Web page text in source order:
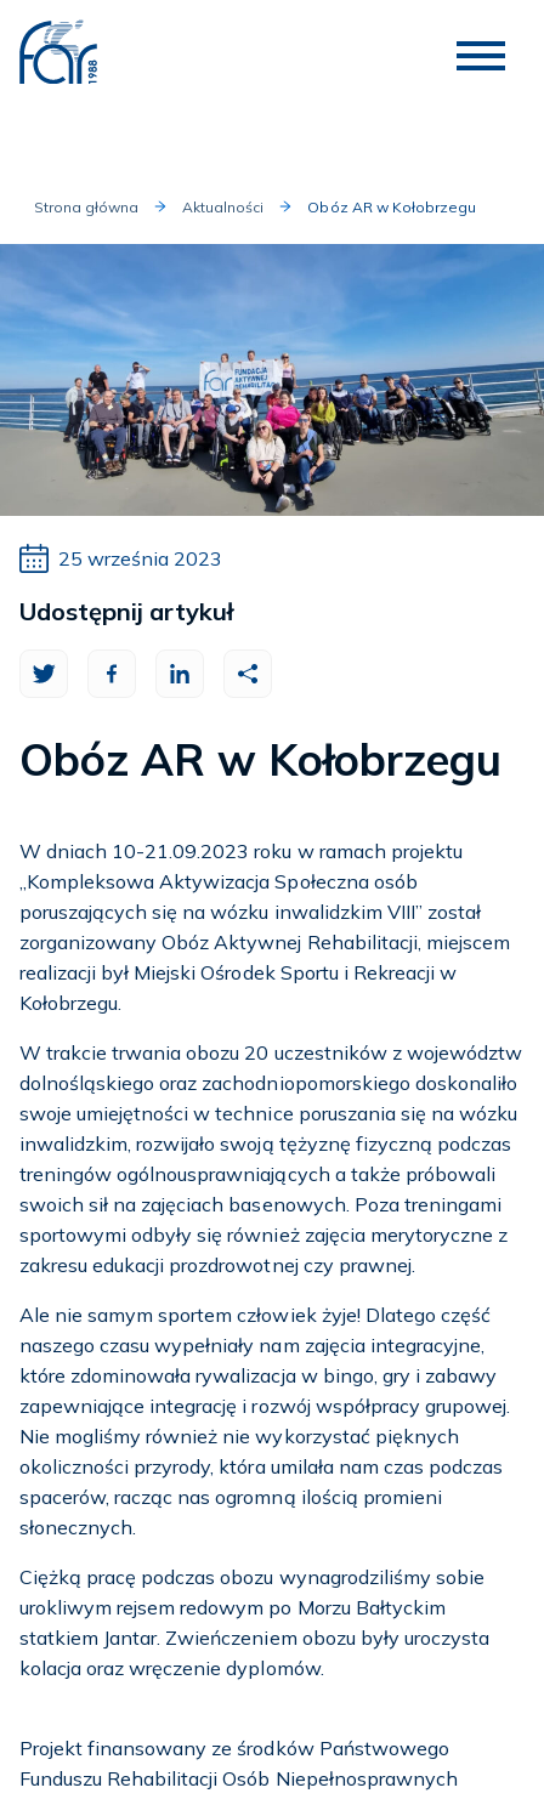
Strona główna Aktualności Obóz AR w Kołobrzegu
25 września 2023
Obóz AR w Kołobrzegu
W dniach 10-21.09.2023 roku w ramach projektu
„Kompleksowa Aktywizacja Społeczna osób
poruszających się na wózku inwalidzkim VIII” został
zorganizowany Obóz Aktywnej Rehabilitacji, miejscem
realizacji był Miejski Ośrodek Sportu i Rekreacji w
Kołobrzegu.
W trakcie trwania obozu 20 uczestników z województw
dolnośląskiego oraz zachodniopomorskiego doskonaliło
swoje umiejętności w technice poruszania się na wózku
inwalidzkim, rozwijało swoją tężyznę fizyczną podczas
treningów ogólnousprawniających a także próbowali
swoich sił na zajęciach basenowych. Poza treningami
sportowymi odbyły się również zajęcia merytoryczne z
zakresu edukacji prozdrowotnej czy prawnej.
Ale nie samym sportem człowiek żyje! Dlatego część
naszego czasu wypełniały nam zajęcia integracyjne,
które zdominowała rywalizacja w bingo, gry i zabawy
zapewniające integrację i rozwój współpracy grupowej.
Nie mogliśmy również nie wykorzystać pięknych
okoliczności przyrody, która umilała nam czas podczas
spacerów, racząc nas ogromną ilością promieni
słonecznych.
Ciężką pracę podczas obozu wynagrodziliśmy sobie
urokliwym rejsem redowym po Morzu Bałtyckim
statkiem Jantar. Zwieńczeniem obozu były uroczysta
kolacja oraz wręczenie dyplomów.
Projekt finansowany ze środków Państwowego
Funduszu Rehabilitacji Osób Niepełnosprawnych
Udostępnij artykuł